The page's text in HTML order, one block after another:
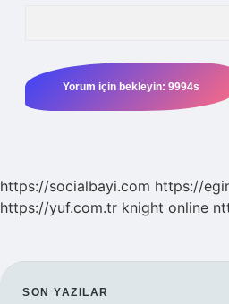
https://socialbayi.com https://
https://yuf.com.tr knight online
SON YAZILAR